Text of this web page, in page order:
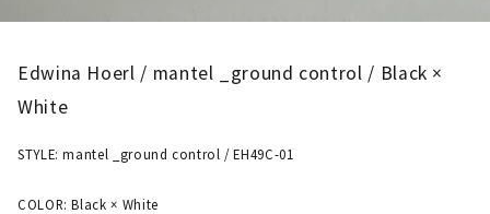
Edwina Hoerl / mantel _ground control / Black ×
White
STYLE: mantel _ground control / EH49C-01
COLOR: Black × White